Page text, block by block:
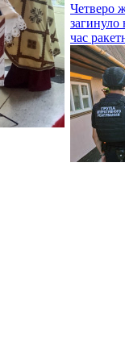
Четверо
загинуло
час